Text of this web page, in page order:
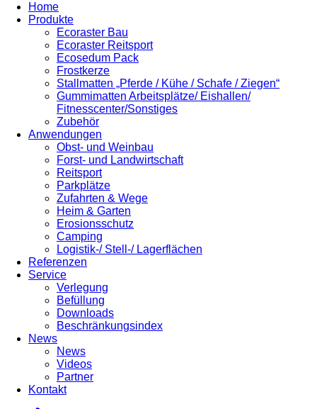
Home
Produkte
Ecoraster Bau
Ecoraster Reitsport
Ecosedum Pack
Frostkerze
Stallmatten „Pferde / Kühe / Schafe / Ziegen“
Gummimatten Arbeitsplätze/ Eishallen/
Fitnesscenter/Sonstiges
Zubehör
Anwendungen
Obst- und Weinbau
Forst- und Landwirtschaft
Reitsport
Parkplätze
Zufahrten & Wege
Heim & Garten
Erosionsschutz
Camping
Logistik-/ Stell-/ Lagerflächen
Referenzen
Service
Verlegung
Befüllung
Downloads
Beschränkungsindex
News
News
Videos
Partner
Kontakt